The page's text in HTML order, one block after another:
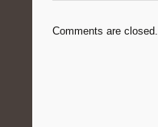
Comments are closed.